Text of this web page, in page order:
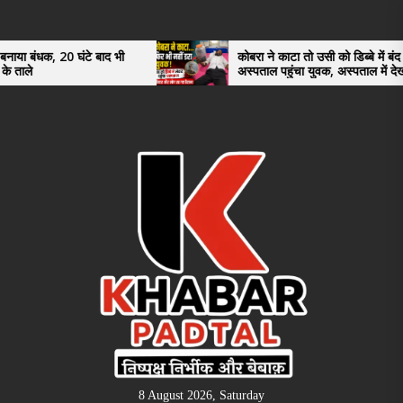
the
content
बाद भी
कोबरा ने काटा तो उसी को डिब्बे में बंद कर
अस्पताल पहुंचा युवक, अस्पताल में देखकर डॉक्टर
भी रह गए हैरान
8 August 2026, Saturday